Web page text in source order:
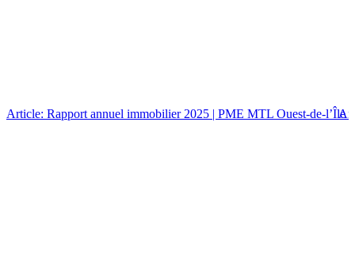
Article: Rapport annuel immobilier 2025 | PME MTL Ouest-de-l’Île